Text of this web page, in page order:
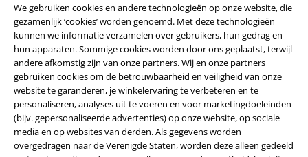
We gebruiken cookies en andere technologieën op onze website, die
gezamenlijk ‘cookies’ worden genoemd. Met deze technologieën
kunnen we informatie verzamelen over gebruikers, hun gedrag en
hun apparaten. Sommige cookies worden door ons geplaatst, terwijl
andere afkomstig zijn van onze partners. Wij en onze partners
gebruiken cookies om de betrouwbaarheid en veiligheid van onze
website te garanderen, je winkelervaring te verbeteren en te
personaliseren, analyses uit te voeren en voor marketingdoeleinden
(bijv. gepersonaliseerde advertenties) op onze website, op sociale
media en op websites van derden. Als gegevens worden
overgedragen naar de Verenigde Staten, worden deze alleen gedeeld
Legal